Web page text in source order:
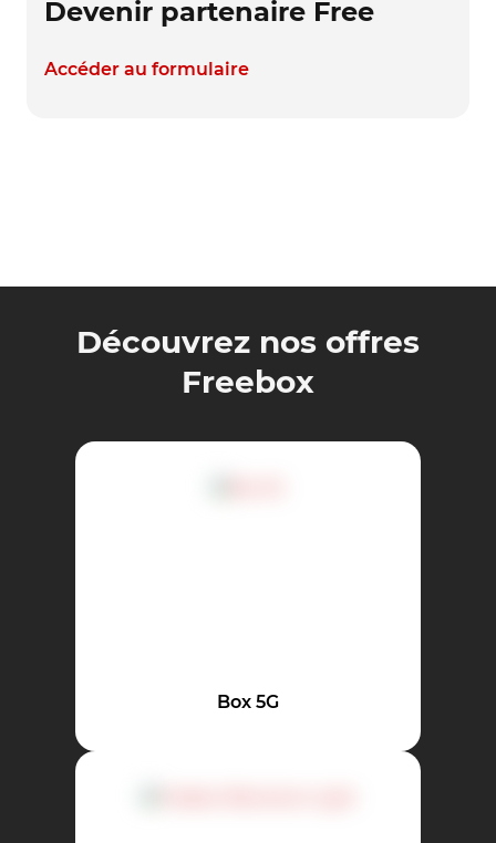
Devenir partenaire Free
Accéder au formulaire
Découvrez nos offres
Freebox
Box 5G